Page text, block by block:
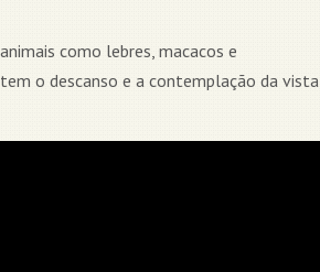
como lebres, macacos e
o descanso e a contemplação da vista